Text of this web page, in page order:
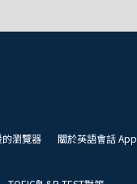
的瀏覽器 關於英語會話 App